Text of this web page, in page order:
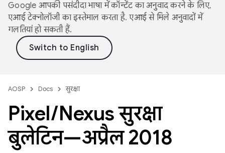
Google आपकी पसंदीदा भाषा में कॉन्टेंट का अनुवाद करने के लिए,
एआई टेक्नोलॉजी का इस्तेमाल करता है. एआई से मिले अनुवादों में
गलतियां हो सकती हैं.
AOSP Docs सुरक्षा
Pixel/Nexus सुरक्षा
बुलेटिन—अप्रैल 2018